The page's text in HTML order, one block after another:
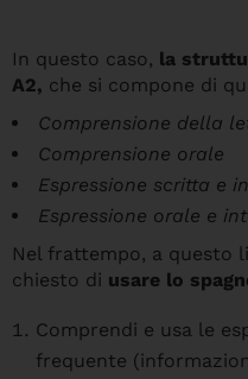
In questo caso, la
A2, che si compone di
Comprensione della
Comprensione orale
Espressione scritta e
Espressione orale e
Nel frattempo, a questo
chiesto di usare lo
Comprendi e usa le
frequente